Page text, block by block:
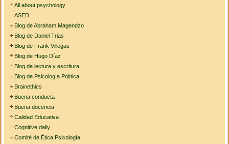
All about psychology
ASED
Blog de Abraham Magendzo
Blog de Daniel Trias
Blog de Frank Villegas
Blog de Hugo Díaz
Blog de lectura y escritura
Blog de Psicología Política
Brainethics
Buena conducta
Buena docencia
Calidad Educativa
Cognitive daily
Comité de Ética Psicología